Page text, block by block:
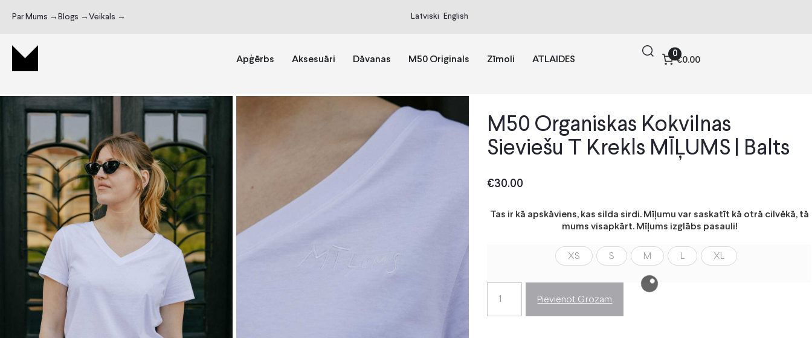
Par Mums → Blogs → Veikals → Latviski English
Apģērbs Aksesuāri Dāvanas M50 Originals Zīmoli ATLAIDES
0
€0.00
M50 Organiskas Kokvilnas
Sieviešu T Krekls MĪĻUMS | Balts
€30.00
Tas ir kā apskāviens, kas silda sirdi. Mīļumu var saskatīt kā otrā cilvēkā, tā
mums visapkārt. Mīļums izglābs pasauli!
XS S M XL
Pievienot Grozam